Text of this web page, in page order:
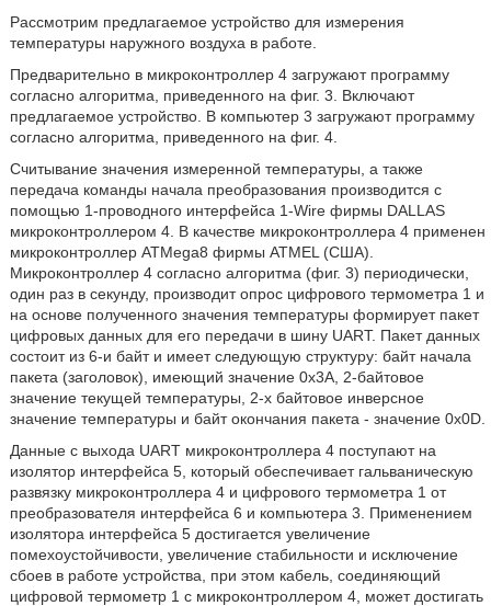
Рассмотрим предлагаемое устройство для измерения
температуры наружного воздуха в работе.
Предварительно в микроконтроллер 4 загружают программу
согласно алгоритма, приведенного на фиг. 3. Включают
предлагаемое устройство. В компьютер 3 загружают программу
согласно алгоритма, приведенного на фиг. 4.
Считывание значения измеренной температуры, а также
передача команды начала преобразования производится с
помощью 1-проводного интерфейса 1-Wire фирмы DALLAS
микроконтроллером 4. В качестве микроконтроллера 4 применен
микроконтроллер ATMega8 фирмы ATMEL (США).
Микроконтроллер 4 согласно алгоритма (фиг. 3) периодически,
один раз в секунду, производит опрос цифрового термометра 1 и
на основе полученного значения температуры формирует пакет
цифровых данных для его передачи в шину UART. Пакет данных
состоит из 6-и байт и имеет следующую структуру: байт начала
пакета (заголовок), имеющий значение 0x3A, 2-байтовое
значение текущей температуры, 2-х байтовое инверсное
значение температуры и байт окончания пакета - значение 0x0D.
Данные с выхода UART микроконтроллера 4 поступают на
изолятор интерфейса 5, который обеспечивает гальваническую
развязку микроконтроллера 4 и цифрового термометра 1 от
преобразователя интерфейса 6 и компьютера 3. Применением
изолятора интерфейса 5 достигается увеличение
помехоустойчивости, увеличение стабильности и исключение
сбоев в работе устройства, при этом кабель, соединяющий
цифровой термометр 1 с микроконтроллером 4, может достигать